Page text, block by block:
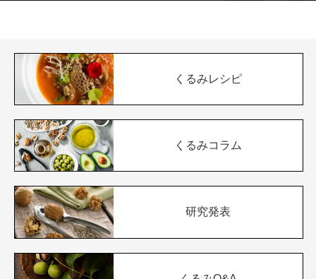
くるみレシピ
くるみコラム
研究発表